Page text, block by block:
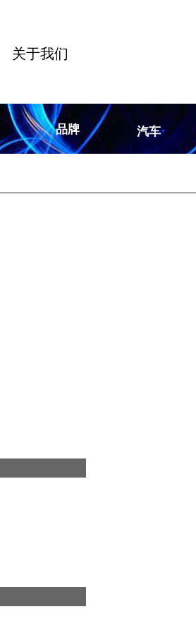
关于我们
品牌 汽车